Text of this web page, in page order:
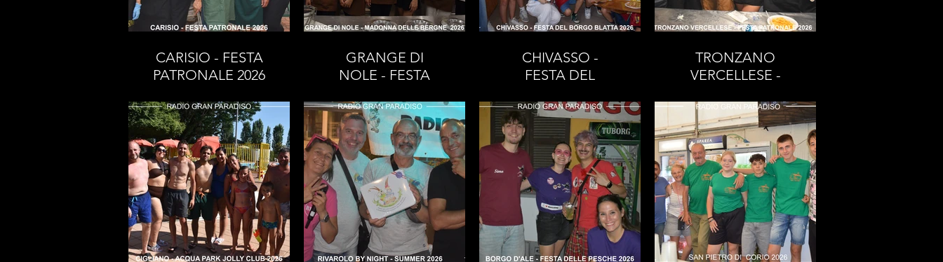
CARISIO - FESTA
PATRONALE 2026
GRANGE DI
NOLE - FESTA
MADONNA
DELLE BERGNE
2026
CHIVASSO -
FESTA DEL
2026
TRONZANO
VERCELLESE -
PATRONALE 2026